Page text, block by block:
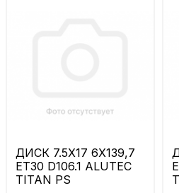
ДИСК 7.5X17 6X139,7
ET30 D106.1 ALUTEC
TITAN PS